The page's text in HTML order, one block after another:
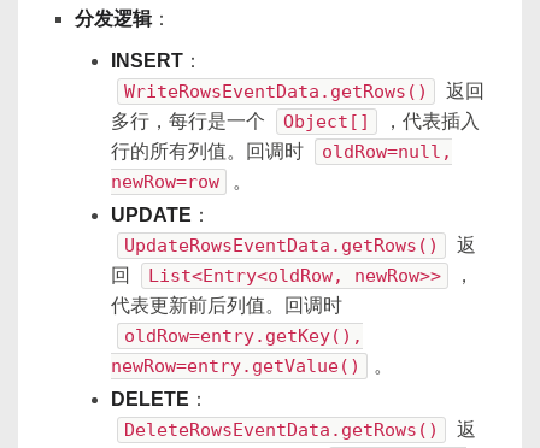
分发逻辑：
INSERT ：
WriteRowsEventData.getRows()
返回
多行，每行是一个
Object[]
，代表插入
行的所有列值。回调时
oldRow=null,
newRow=row
。
UPDATE ：
UpdateRowsEventData.getRows()
返
回
List<Entry<oldRow, newRow>>
，
代表更新前后列值。回调时
oldRow=entry.getKey(),
newRow=entry.getValue()
。
DELETE ：
DeleteRowsEventData.getRows()
返